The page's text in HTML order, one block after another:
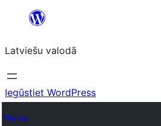
Pāriet
saturu
Latviešu valodā
Iegūstiet WordPress
Tēmas